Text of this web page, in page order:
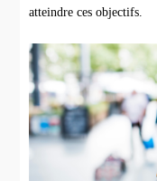
atteindre ces objectifs.